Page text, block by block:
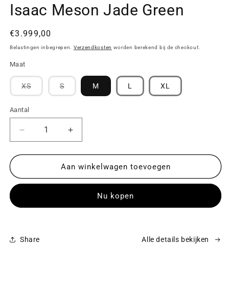
in
modaal
Isaac Meson Jade Green
Normale
prijs
€3.999,00
Belastingen inbegrepen. Verzendkosten worden berekend bij de checkout.
Maat
XSVariant
uitverkocht
SVariant
uitverkocht
M L XL
Aantal
Aantal
Aantal
verlagen
voor
Meson
Aantal
verhogen
voor
Isaac
Meson
Aan winkelwagen toevoegen
Nu kopen
Share Alle details bekijken